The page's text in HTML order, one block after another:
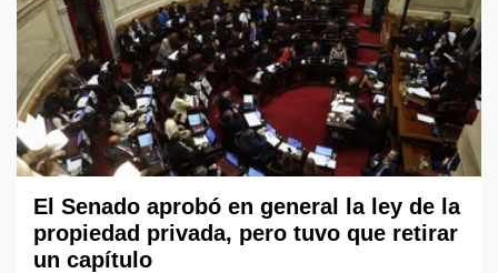
El Senado aprobó en general la ley de la
propiedad privada, pero tuvo que retirar
un capítulo